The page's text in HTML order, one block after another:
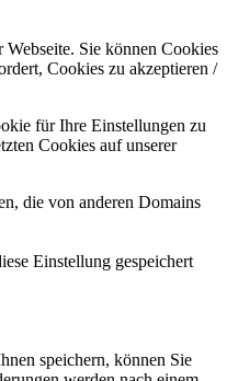
Sie können Cookies
Cookies zu akzeptieren /
für Ihre Einstellungen zu
Cookies auf unserer
die von anderen Domains
Einstellung gespeichert
speichern, können Sie